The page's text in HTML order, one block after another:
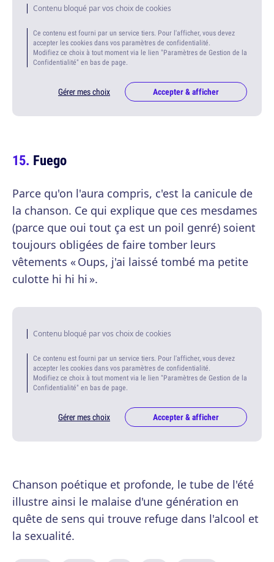
Contenu bloqué par vos choix de cookies
Ce contenu est fourni par un service tiers. Pour l'afficher, vous devez
accepter les cookies dans vos paramètres de confidentialité.
Modifiez ce choix à tout moment via le lien "Paramètres de Gestion de la
Confidentialité" en bas de page.
Gérer mes choix Accepter & afficher
Fuego
Parce qu'on l'aura compris, c'est la canicule de
la chanson. Ce qui explique que ces mesdames
(parce que oui tout ça est un poil genré) soient
toujours obligées de faire tomber leurs
vêtements « Oups, j'ai laissé tombé ma petite
culotte hi hi hi ».
Contenu bloqué par vos choix de cookies
Ce contenu est fourni par un service tiers. Pour l'afficher, vous devez
accepter les cookies dans vos paramètres de confidentialité.
Modifiez ce choix à tout moment via le lien "Paramètres de Gestion de la
Confidentialité" en bas de page.
Gérer mes choix Accepter & afficher
Chanson poétique et profonde, le tube de l'été
illustre ainsi le malaise d'une génération en
quête de sens qui trouve refuge dans l'alcool et
la sexualité.